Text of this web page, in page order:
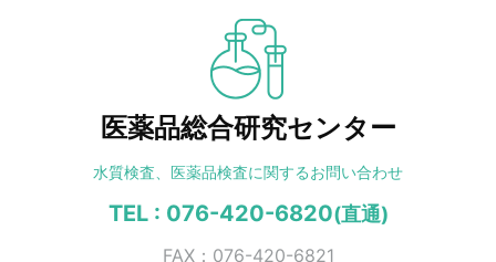
医薬品総合研究センター
水質検査、医薬品検査に関するお問い合わせ
TEL : 076-420-6820(直通)
FAX：076-420-6821